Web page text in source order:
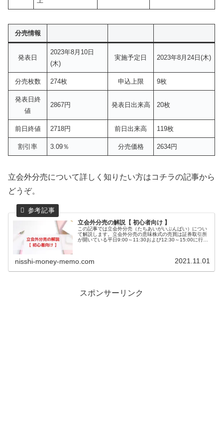
分売情報
発表日
2023年8月10日
(木)
実施予定日 2023年8月24日(木)
分売枚数 274枚 申込上限 9枚
発表日終
値
2867円 発表日出来高 20枚
前日終値 2718円 前日出来高 119枚
割引率 3.09％ 分売価格 2634円
立会外分売について詳しく知りたい方はコチラの記事から
どうぞ。
立会外分売の解説【 初心者向け 】
この記事では立会外分売（たちあいがいぶんばい）につい
て解説します。立会外分売の意味株式の売買は証券取引所
が開いている平日9:00～11:30および12:30～15:00に行わ
nisshi-money-memo.com 2021.11.01
スポンサーリンク